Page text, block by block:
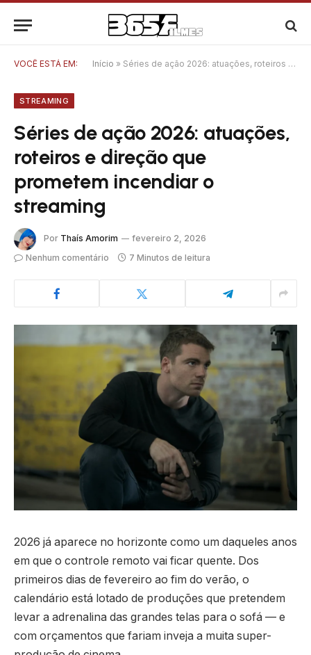
VOCÊ ESTÁ EM: Início » Séries de ação 2026: atuações, roteiros e direção que prometem incendiar o streaming
STREAMING
Séries de ação 2026: atuações,
roteiros e direção que
prometem incendiar o
streaming
Por Thaís Amorim
fevereiro 2, 2026
Nenhum comentário
7 Minutos de leitura
2026 já aparece no horizonte como um daqueles anos
em que o controle remoto vai ficar quente. Dos
primeiros dias de fevereiro ao fim do verão, o
calendário está lotado de produções que pretendem
levar a adrenalina das grandes telas para o sofá — e
com orçamentos que fariam inveja a muita super-